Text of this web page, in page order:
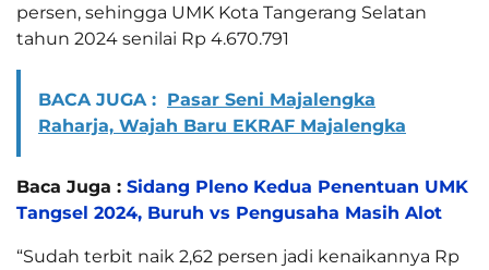
persen, sehingga UMK Kota Tangerang Selatan
tahun 2024 senilai Rp 4.670.791
BACA JUGA : Pasar Seni Majalengka
Raharja, Wajah Baru EKRAF Majalengka
Baca Juga : Sidang Pleno Kedua Penentuan UMK
Tangsel 2024, Buruh vs Pengusaha Masih Alot
“Sudah terbit naik 2,62 persen jadi kenaikannya Rp